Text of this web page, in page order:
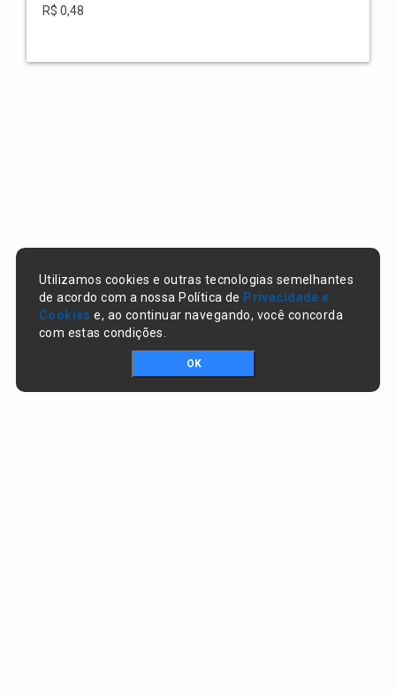
R$ 0,48
Utilizamos cookies e outras tecnologias semelhantes
de acordo com a nossa Política de Privacidade e
Cookies e, ao continuar navegando, você concorda
com estas condições.
OK